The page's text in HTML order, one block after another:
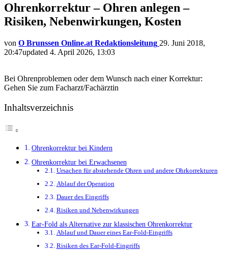
Ohrenkorrektur – Ohren anlegen –
Risiken, Nebenwirkungen, Kosten
von O Brunssen Online.at Redaktionsleitung 29. Juni 2018,
20:47updated 4. April 2026, 13:03
Bei Ohrenproblemen oder dem Wunsch nach einer Korrektur:
Gehen Sie zum Facharzt/Fachärztin
Inhaltsverzeichnis
Ohrenkorrektur bei Kindern
Ohrenkorrektur bei Erwachsenen
Ursachen für abstehende Ohren und andere Ohrkorrekturen
Ablauf der Operation
Dauer des Eingriffs
Risiken und Nebenwirkungen
Ear-Fold als Alternative zur klassischen Ohrenkorrektur
Ablauf und Dauer eines Ear-Fold-Eingriffs
Risiken des Ear-Fold-Eingriffs